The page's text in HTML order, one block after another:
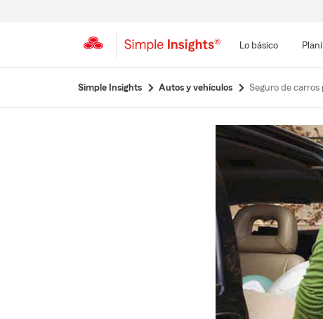
Lo básico
Simple Insights Autos y vehículos Seguro de